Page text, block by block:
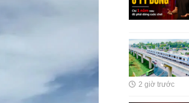
2 giờ trước